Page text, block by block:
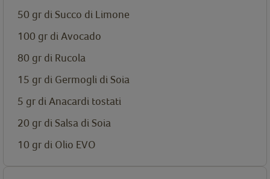
50 gr di Succo di Limone
100 gr di Avocado
80 gr di Rucola
15 gr di Germogli di Soia
5 gr di Anacardi tostati
20 gr di Salsa di Soia
10 gr di Olio EVO